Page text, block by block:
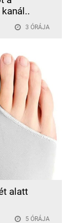
3 ÓRÁJA
alatt
5 ÓRÁJA